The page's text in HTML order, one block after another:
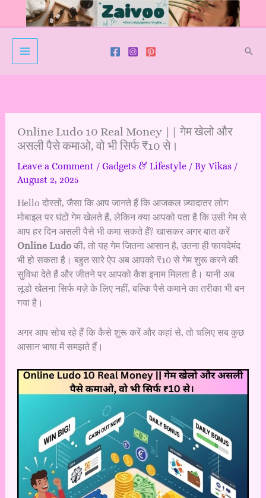
Online Ludo 10 Real Money || गेम खेलो और
असली पैसे कमाओ, वो भी सिर्फ ₹10 से।
Leave a Comment / Gadgets & Lifestyle/ By Vikas /
August 2, 2025
Hello दोस्तों, जैसा कि आप जानते हैं कि आजकल ज़्यादातर लोग
मोबाइल पर घंटों गेम खेलते हैं, लेकिन क्या आपको पता है कि उसी गेम से
आप हर दिन असली पैसे भी कमा सकते हैं? खासकर अगर बात करें
Online Ludoकी, तो यह गेम जितना आसान है, उतना ही फायदेमंद
भी हो सकता है। बहुत सारे ऐप अब आपको ₹10 से गेम शुरू करने की
सुविधा देते हैं और जीतने पर आपको कैश इनाम मिलता है। यानी अब
लूडो खेलना सिर्फ मज़े के लिए नहीं, बल्कि पैसे कमाने का तरीका भी बन
गया है।
अगर आप सोच रहे हैं कि कैसे शुरू करें और कहां से, तो चलिए सब कुछ
आसान भाषा में समझते हैं।